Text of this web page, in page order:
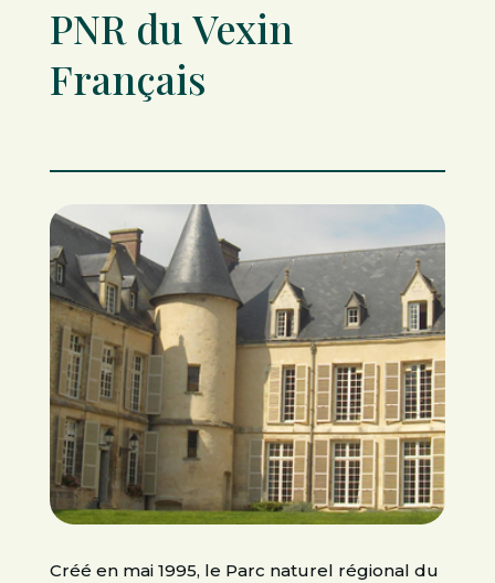
PNR du Vexin
Français
Créé en mai 1995, le Parc naturel régional du